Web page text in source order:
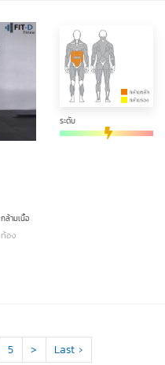
ระดับ
กล้ามเนื้อ
ท้อง
5 > Last ›